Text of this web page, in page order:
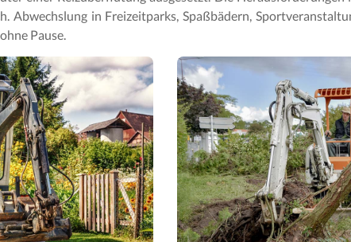
Abwechslung in Freizeitparks, Spaßbädern,
Pause.